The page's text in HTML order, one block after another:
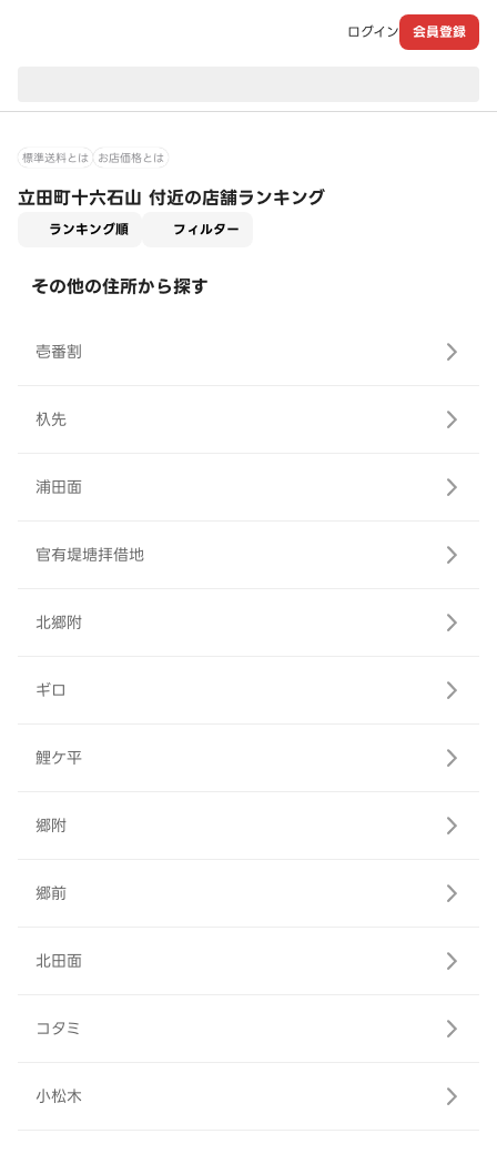
ログイン 会員登録
標準送料とは お店価格とは
立田町十六石山 付近の店舗ランキング
ランキング順 フィルター
その他の住所から探す
壱番割
杁先
浦田面
官有堤塘拝借地
北郷附
ギロ
鯉ケ平
郷附
郷前
北田面
コタミ
小松木